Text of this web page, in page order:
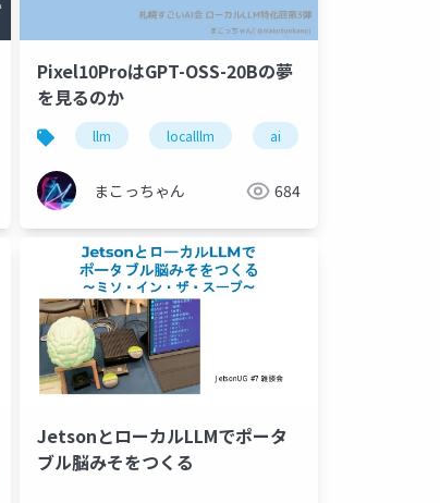
Pixel10ProはGPT-OSS-20Bの夢
を見るのか
llm localllm ai
まこっちゃん 684
JetsonとローカルLLMでポータ
ブル脳みそをつくる